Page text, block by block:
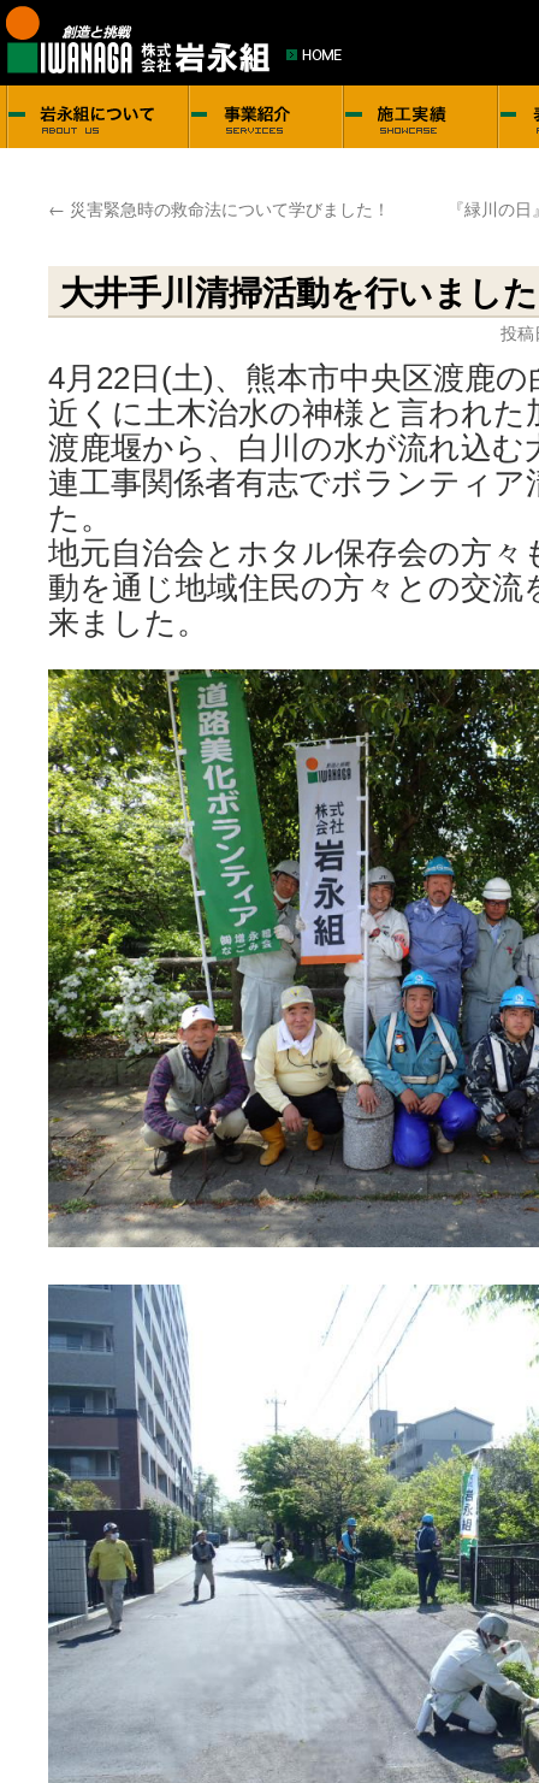
← 災害緊急時の救命法について学びました！ 『緑川の
大井手川清掃活動を行いまし
投稿
4月22日(土)、熊本市中央区渡鹿
近くに土木治水の神様と言われた
渡鹿堰から、白川の水が流れ込む
連工事関係者有志でボランティア
た。
地元自治会とホタル保存会の方々
動を通じ地域住民の方々との交流
来ました。